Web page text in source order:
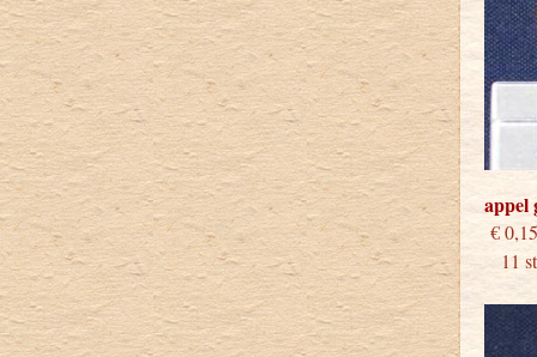
appel
11